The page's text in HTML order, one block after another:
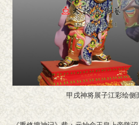
甲戌神将展子江彩绘侧